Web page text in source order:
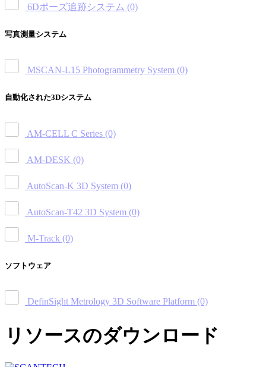
6Dポーズ追跡システム (0)
写真測量システム
MSCAN-L15 Photogrammetry System (0)
自動化された3Dシステム
AM-CELL C Series (0)
AM-DESK (0)
AutoScan-K 3D System (0)
AutoScan-T42 3D System (0)
M-Track (0)
ソフトウェア
DefinSight Metrology 3D Software Platform (0)
リソースのダウンロード